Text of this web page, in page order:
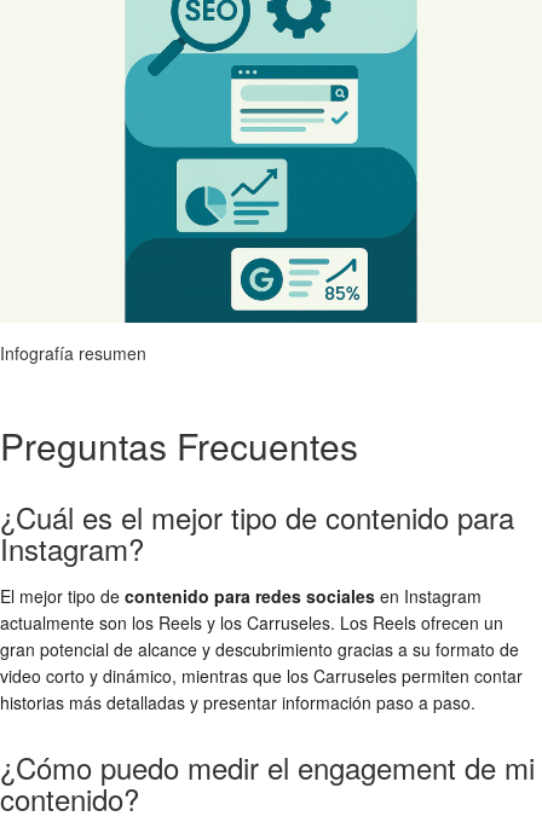
Infografía resumen
Preguntas Frecuentes
¿Cuál es el mejor tipo de contenido para
Instagram?
El mejor tipo de contenido para redes sociales en Instagram
actualmente son los Reels y los Carruseles. Los Reels ofrecen un
gran potencial de alcance y descubrimiento gracias a su formato de
video corto y dinámico, mientras que los Carruseles permiten contar
historias más detalladas y presentar información paso a paso.
¿Cómo puedo medir el engagement de mi
contenido?